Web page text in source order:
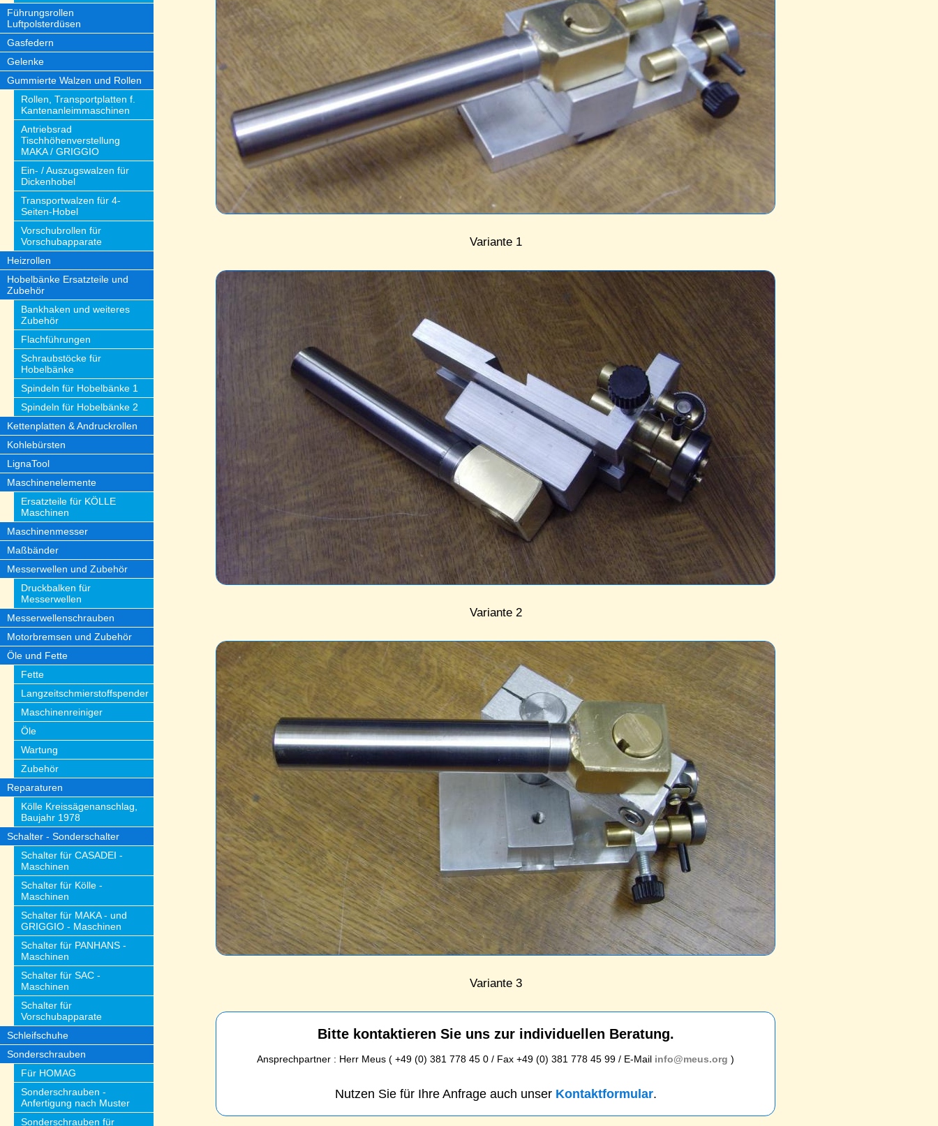
Führungsrollen
Luftpolsterdüsen
Gasfedern
Gelenke
Gummierte Walzen und Rollen
Rollen, Transportplatten f.
Kantenanleimmaschinen
Antriebsrad
Tischhöhenverstellung
MAKA / GRIGGIO
Ein- / Auszugswalzen für
Dickenhobel
Transportwalzen für 4-
Seiten-Hobel
Vorschubrollen für
Vorschubapparate
Heizrollen
Hobelbänke Ersatzteile und
Zubehör
Bankhaken und weiteres
Zubehör
Flachführungen
Schraubstöcke für
Hobelbänke
Spindeln für Hobelbänke 1
Spindeln für Hobelbänke 2
Kettenplatten & Andruckrollen
Kohlebürsten
LignaTool
Maschinenelemente
Ersatzteile für KÖLLE
Maschinen
Maschinenmesser
Maßbänder
Messerwellen und Zubehör
Druckbalken für
Messerwellen
Messerwellenschrauben
Motorbremsen und Zubehör
Öle und Fette
Fette
Langzeitschmierstoffspender
Maschinenreiniger
Öle
Wartung
Zubehör
Reparaturen
Kölle Kreissägenanschlag,
Baujahr 1978
Schalter - Sonderschalter
Schalter für CASADEI -
Maschinen
Schalter für Kölle -
Maschinen
Schalter für MAKA - und
GRIGGIO - Maschinen
Schalter für PANHANS -
Maschinen
Schalter für SAC -
Maschinen
Schalter für
Vorschubapparate
Schleifschuhe
Sonderschrauben
Für HOMAG
Sonderschrauben -
Anfertigung nach Muster
Sonderschrauben für
Variante 1
Variante 2
Variante 3
Bitte kontaktieren Sie uns zur individuellen Beratung.
Ansprechpartner : Herr Meus ( +49 (0) 381 778 45 0 / Fax +49 (0) 381 778 45 99 / E-Mail info@meus.org )
Nutzen Sie für Ihre Anfrage auch unser Kontaktformular.